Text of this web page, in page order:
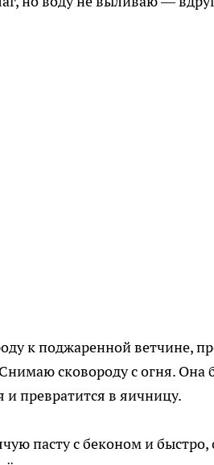
к поджаренной ветчине,
сковороду с огня. Она
превратится в яичницу.
пасту с беконом и быстро,